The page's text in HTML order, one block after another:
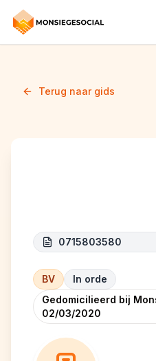
Terug naar gids
0715803580
BV
In orde
Gedomicilieerd bij
02/03/2020